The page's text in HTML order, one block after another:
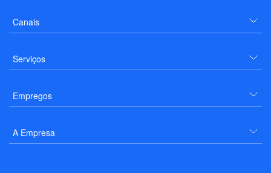
Canais
Serviços
Empregos
A Empresa